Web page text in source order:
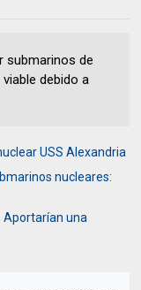
submarinos de
debido a
USS Alexandria
nucleares:
Aportarían una